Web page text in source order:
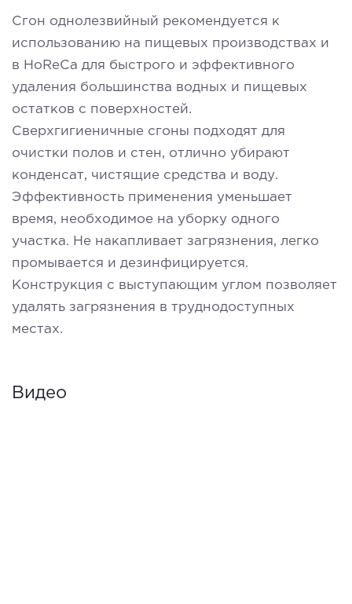
Сгон однолезвийный рекомендуется к
использованию на пищевых производствах и
в HoReCa для быстрого и эффективного
удаления большинства водных и пищевых
остатков с поверхностей.
Сверхгигиеничные сгоны подходят для
очистки полов и стен, отлично убирают
конденсат, чистящие средства и воду.
Эффективность применения уменьшает
время, необходимое на уборку одного
участка. Не накапливает загрязнения, легко
промывается и дезинфицируется.
Конструкция с выступающим углом позволяет
удалять загрязнения в труднодоступных
местах.
Видео